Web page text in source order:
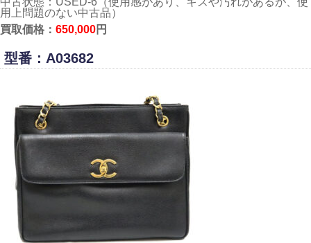
用上問題のない中古品）
買取価格： 650,000円
型番：A03682